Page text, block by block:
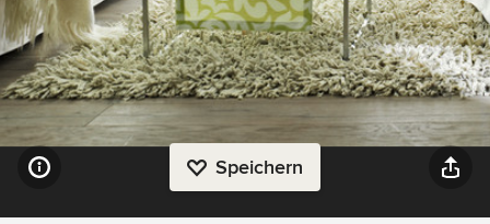
Speichern